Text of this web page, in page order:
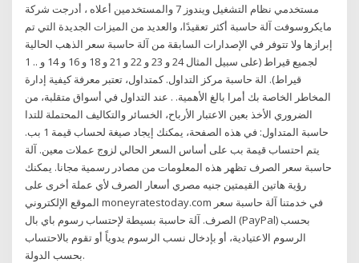
مستخدمي نظام التشغيل ويندوز 7 والمستخدمين أعلاه ، أدرجت شركة
مايكروسوفت آلة حاسبة أكثر تعقيدًا، والعديد من الميزات الجديدة التي تم
إبرازها ولا تتوفر في الإصدارات السابقة من آلة حاسبة سعر الذهب الحالية
لجميع قيراط (على سبيل المثال 24 و 23 و 22 و 21 و 18 و 16 و 14 و .. 1
قيراط). الة حاسبة مركز التداول. كمتداول، تعتبر معرفة كيفية إدارة
المخاطر الخاصة بك أمرا بالغ الأهمية. . عند التداول في أسواق متقلبة، من
الضروري الأخذ بعين الاعتبار الأرباح، الخسائر والتكاليف المحتملة للتدا
حاسبة المتداول: في هذه الصفحة، يمكنك إيجاد صيغة لحساب قيمة 1 بب.
يتم احتساب قيمة بب على أساس السعر الحالي لزوج عملات معين. آلة
حاسبة سعر الصرف تظهر هذه المعلومات من مصادر رسمية مجانا. يمكنك
رؤية هاتين القيمتين جنيه مصري أسعار الصرف لأي عملة أخرى على
الموقع الإلكتروني moneyratestoday.com في خدمتنا آلة حاسبة سعر
الصرف. آلة حاسبة بسيطة لإحتساب رسوم باي بال (PayPal) بحسب
الرسوم الاعتيادية، أو بإدخال نسب الرسوم يدوياً أو تقوم بالاحتساب
بحسب الدولة.